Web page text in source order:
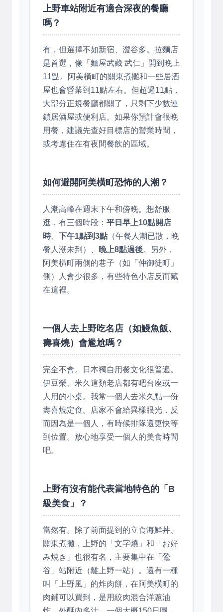
上野車站附近有適合深夜的餐廳
嗎？
有，但選擇不如新宿、澀谷多。拉麵店
是首選，像「麵屋武藏 武仁」開到晚上
11點。阿美橫町的關東煮攤和一些居酒
屋也會營業到11點左右。但超過11點，
大部分正規餐廳都關了，只剩下少數連
鎖居酒屋或便利店。如果你預計會很晚
用餐，建議先查好目標店的營業時間，
或考慮住在有夜間餐飲的區域。
如何避開阿美橫町恐怖的人潮？
人潮高峰在週末下午和傍晚。想舒服
逛，有三個時段： 平日早上10點開店
時、 下午1點到3點 （午餐人潮已散，晚
餐人潮未到）、
晚上8點過後。另外，
阿美橫町兩側的巷子（如「仲御徒町」
側）人會少很多，有些特色小店反而藏
在這裡。
一個人去上野吃名店（如鰻魚飯、
壽喜燒）會尷尬嗎？
完全不會。日本獨自用餐文化很普遍。
伊豆榮、米久這類老店都有吧台座或一
人用的小桌。我常一個人去米久點一份
壽喜燒定食。店家不會給異樣眼光，反
而因為是一個人，有時候排隊還更快等
到位置。放心地享受一個人的美食時間
吧。
上野有沒有能代表當地特色的「B
級美食」？
當然有。除了前面提到的立食海鮮丼、
關東煮攤，上野的「文字燒」和「お好
み焼き」也很有名，主要集中在「鶯
谷」站附近（離上野一站）。還有一種
叫「上野風」的炸肉餅，在阿美橫町的
肉鋪可以買到，是用絞肉混合洋蔥油